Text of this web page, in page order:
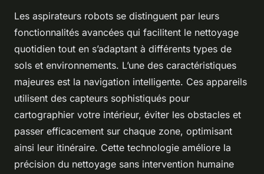
Les aspirateurs robots se distinguent par leurs
fonctionnalités avancées qui facilitent le nettoyage
quotidien tout en s’adaptant à différents types de
sols et environnements. L’une des caractéristiques
majeures est la navigation intelligente. Ces appareils
utilisent des capteurs sophistiqués pour
cartographier votre intérieur, éviter les obstacles et
passer efficacement sur chaque zone, optimisant
ainsi leur itinéraire. Cette technologie améliore la
précision du nettoyage sans intervention humaine